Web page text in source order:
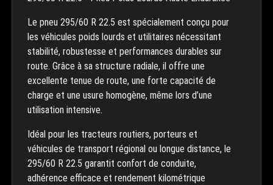
Le pneu 295/60 R 22.5 est spécialement conçu pour
les véhicules poids lourds et utilitaires nécessitant
stabilité, robustesse et performances durables sur
route. Grâce à sa structure radiale, il offre une
excellente tenue de route, une forte capacité de
charge et une usure homogène, même lors d’une
utilisation intensive.
Idéal pour les tracteurs routiers, porteurs et
véhicules de transport régional ou longue distance, le
295/60 R 22.5 garantit confort de conduite,
adhérence efficace et rendement kilométrique